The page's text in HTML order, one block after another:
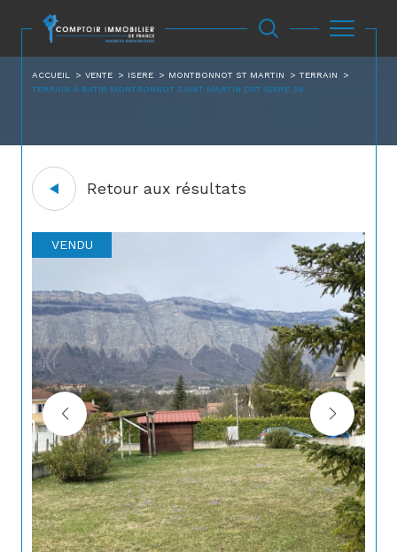
ACCUEIL VENTE ISERE MONTBONNOT ST MARTIN
TERRAIN
TERRAIN A BATIR MONTBONNOT SAINT MARTIN DPT ISERE 38
Retour aux résultats
VENDU